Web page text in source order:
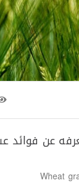
عن فوائد